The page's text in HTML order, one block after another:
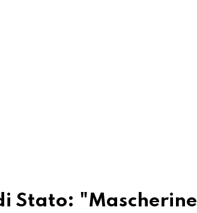
Stato: "Mascherine